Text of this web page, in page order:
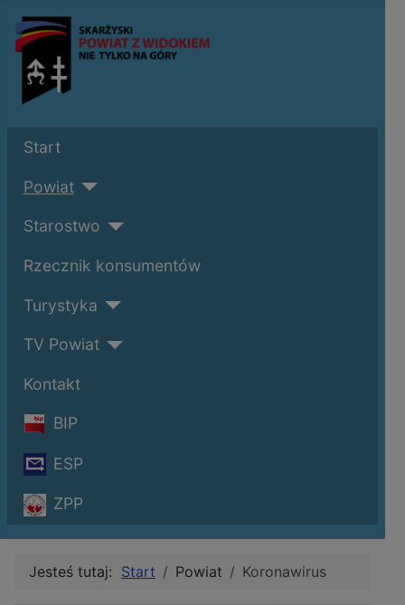
Start
Powiat
Starostwo
Rzecznik konsumentów
Turystyka
TV Powiat
Kontakt
BIP
ESP
ZPP
Jesteś tutaj: Start Powiat Koronawirus